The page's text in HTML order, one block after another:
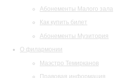
Абонементы Малого зала
Как купить билет
Абонементы Музитория
О филармонии
Маэстро Темирканов
Правовая информация